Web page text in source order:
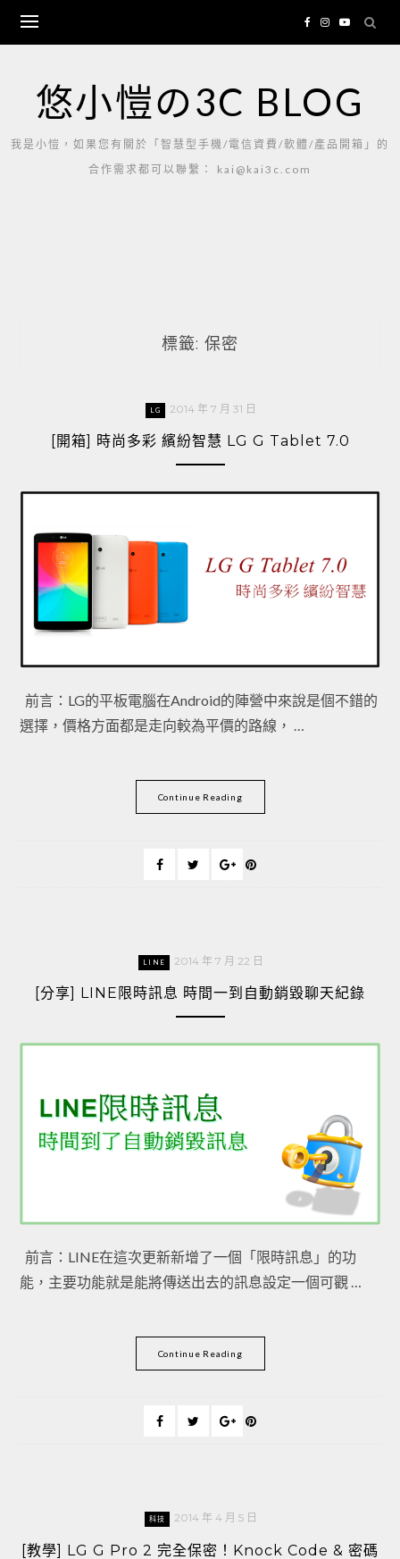
content
悠小愷の3C BLOG
我是小愷，如果您有關於「智慧型手機/電信資費/軟體/產品開箱」的
合作需求都可以聯繫： kai@kai3c.com
標籤: 保密
LG 2014 年 7 月 31 日
[開箱] 時尚多彩 繽紛智慧 LG G Tablet 7.0
前言：LG的平板電腦在Android的陣營中來說是個不錯的
選擇，價格方面都是走向較為平價的路線， …
Continue Reading
LINE 2014 年 7 月 22 日
[分享] LINE限時訊息 時間一到自動銷毀聊天紀錄
前言：LINE在這次更新新增了一個「限時訊息」的功
能，主要功能就是能將傳送出去的訊息設定一個可觀 …
Continue Reading
科技 2014 年 4 月 5 日
[教學] LG G Pro 2 完全保密！Knock Code & 密碼